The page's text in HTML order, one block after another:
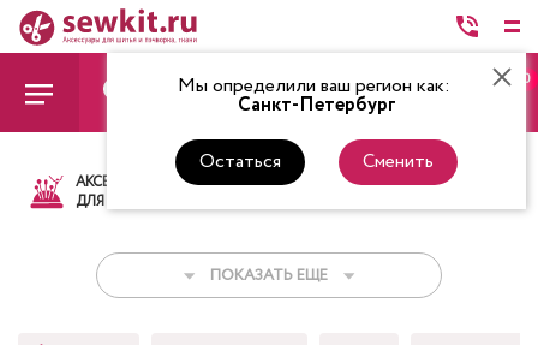
Мы определили ваш регион как:
Санкт-Петербург
Остаться Сменить
0
АКСЕССУАРЫ
ДЛЯ ШИТЬЯ
ТКАНИ НИТКИ
ПОКАЗАТЬ ЕЩЕ